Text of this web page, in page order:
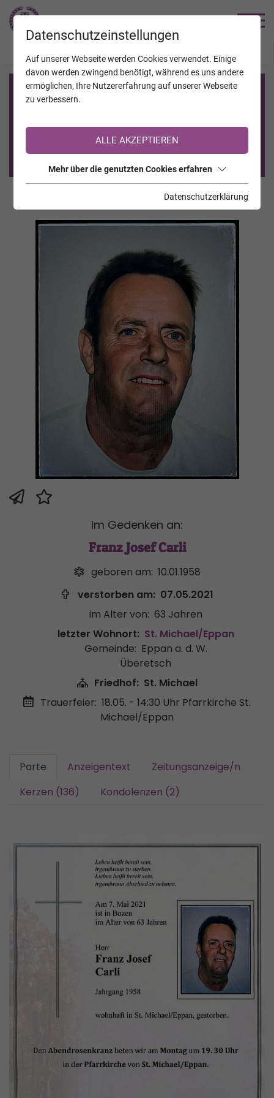
Registrierung auf TrauerHilfe.it
Sie sind noch nicht auf TrauerHilfe.it registriert?
>> zur kostenlosen Registrierung <<
Im Gedenken an:
Franz Josef Carli
geboren am: 10.01.1958
verstorben am: 07.05.2021
im Alter von: 63 Jahren
letzter Wohnort: St. Michael/Eppan
Gemeinde: Eppan a. d. W.
Überetsch
Friedhof: St. Michael
Trauerfeier: 18.05. - 14:30 Uhr Pfarrkirche St.
Michael/Eppan
Parte Anzeigentext
Zeitungsanzeige/n
Kerzen (136)
Kondolenzen (2)
Datenschutzeinstellungen
Auf unserer Webseite werden Cookies verwendet. Einige
davon werden zwingend benötigt, während es uns andere
ermöglichen, Ihre Nutzererfahrung auf unserer Webseite
zu verbessern.
ALLE AKZEPTIEREN
Mehr über die genutzten Cookies erfahren
Datenschutzerklärung
JAHRESTAGE KALENDER VERSTORBENE